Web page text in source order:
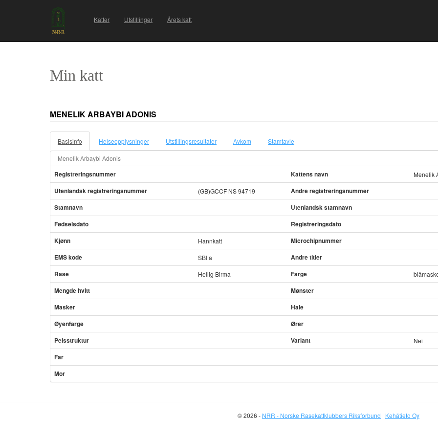
Katter Utstillinger Årets katt
Min katt
MENELIK ARBAYBI ADONIS
Basisinfo Helseopplysninger Utstillingsresultater Avkom Stamtavle
Menelik Arbaybi Adonis
Registreringsnummer Kattens navn Menelik
Utenlandsk registreringsnummer (GB)GCCF NS 94719
Andre registreringsnummer
Stamnavn
Utenlandsk stamnavn
Fødselsdato
Registreringsdato
Kjønn
Hannkatt
Microchipnummer
EMS kode
SBI a
Andre titler
Rase
Hellig Birma Farge
Mengde hvitt
Mønster
Masker
Hale
Øyenfarge
Ører
Pelsstruktur
Variant Nei
Far
Mor
© 2026 - NRR - Norske Rasekattklubbers Riksforbund | Kehätieto Oy